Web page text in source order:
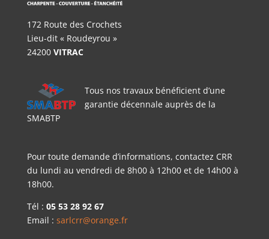
172 Route des Crochets
Lieu-dit « Roudeyrou »
24200 VITRAC
Tous nos travaux bénéficient d’une
garantie décennale auprès de la
SMABTP
Pour toute demande d’informations, contactez CRR
du lundi au vendredi de 8h00 à 12h00 et de 14h00 à
18h00.
Tél : 05 53 28 92 67
Email : sarlcrr@orange.fr